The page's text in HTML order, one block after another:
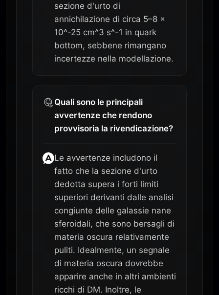
sezione d'urto di
annichilazione di circa 5–8 ×
10^-25 cm^3 s^-1 in quark
bottom, sebbene rimangano
incertezze nella modellazione.
Quali sono le principali
avvertenze che rendono
provvisoria la rivendicazione?
Le avvertenze includono il
fatto che la sezione d'urto
dedotta supera i forti limiti
superiori derivanti dalle analisi
congiunte delle galassie nane
sferoidali, che sono bersagli di
materia oscura relativamente
puliti. Idealmente, un segnale
di materia oscura dovrebbe
apparire anche in altri ambienti
ricchi di DM. Inoltre, le